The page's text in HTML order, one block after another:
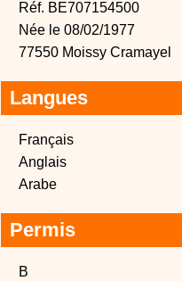
Réf. BE707154500
Née le 08/02/1977
77550 Moissy Cramayel
Langues
Français
Anglais
Arabe
Permis
B